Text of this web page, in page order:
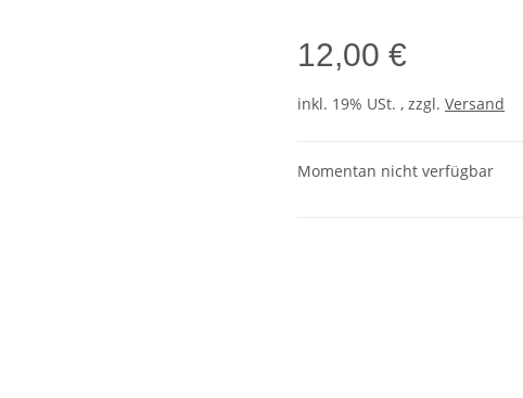
12,00 €
inkl. 19% USt. , zzgl. Versand
Momentan nicht verfügbar